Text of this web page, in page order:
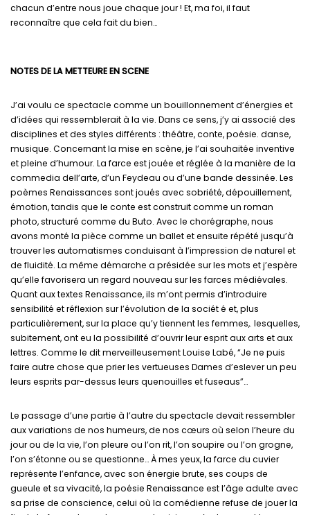
chacun d’entre nous joue chaque jour ! Et, ma foi, il faut
reconnaître que cela fait du bien…
NOTES DE LA METTEURE EN SCENE
J’ai voulu ce spectacle comme un bouillonnement d’énergies et
d’idées qui ressemblerait à la vie. Dans ce sens, j’y ai associé des
disciplines et des styles différents : théâtre, conte, poésie. danse,
musique. Concernant la mise en scène, je l’ai souhaitée inventive
et pleine d’humour. La farce est jouée et réglée à la manière de la
commedia dell’arte, d’un Feydeau ou d’une bande dessinée. Les
poèmes Renaissances sont joués avec sobriété, dépouillement,
émotion, tandis que le conte est construit comme un roman
photo, structuré comme du Buto. Avec le chorégraphe, nous
avons monté la pièce comme un ballet et ensuite répété jusqu’à
trouver les automatismes conduisant à l’impression de naturel et
de fluidité. La même démarche a présidée sur les mots et j’espère
qu’elle favorisera un regard nouveau sur les farces médiévales.
Quant aux textes Renaissance, ils m’ont permis d’introduire
sensibilité et réflexion sur l’évolution de la sociét é et, plus
particulièrement, sur la place qu’y tiennent les femmes,. lesquelles,
subitement, ont eu la possibilité d’ouvrir leur esprit aux arts et aux
lettres. Comme le dit merveilleusement Louise Labé, “Je ne puis
faire autre chose que prier les vertueuses Dames d’eslever un peu
leurs esprits par-dessus leurs quenouilles et fuseaus”…
Le passage d’une partie à l’autre du spectacle devait ressembler
aux variations de nos humeurs, de nos cœurs où selon l’heure du
jour ou de la vie, l’on pleure ou l’on rit, l’on soupire ou l’on grogne,
l’on s’étonne ou se questionne… À mes yeux, la farce du cuvier
représente l’enfance, avec son énergie brute, ses coups de
gueule et sa vivacité, la poésie Renaissance est l’âge adulte avec
sa prise de conscience, celui où la comédienne refuse de jouer la